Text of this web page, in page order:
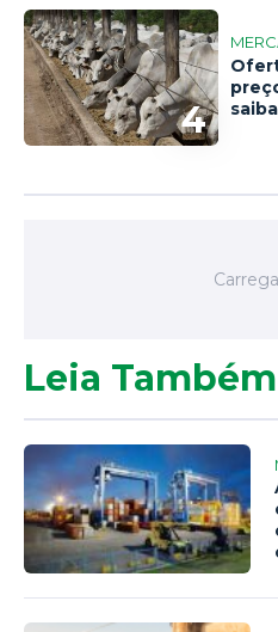
4
Leia Também